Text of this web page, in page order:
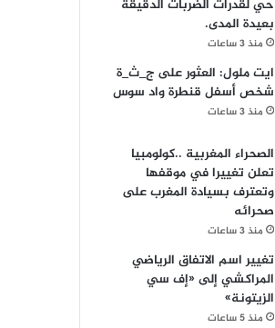
حي لقدرات الضربات الدقيقة
بعيدة المدى.
منذ 3 ساعات
ايت ملول: العثور على ج_ث_ة
شخص أسفل قنطرة واد سوس
منذ 3 ساعات
الصحراء المغربية ..كولومبيا
تعلن تغييرا في موقفها
وتعترف بسيادة المغرب على
صحرائه
منذ 3 ساعات
تغيير اسم الاتفاق الرياضي
المراكشي إلى «إف سي
الزيتونة»
منذ 5 ساعات